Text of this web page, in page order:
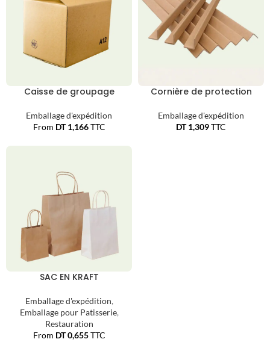
Caisse de groupage
Emballage d'expédition
From DT1,166TTC
Cornière de protection
Emballage d'expédition
DT1,309TTC
SAC EN KRAFT
Emballage d'expédition,
Emballage pour Patisserie,
Restauration
From DT0,655TTC